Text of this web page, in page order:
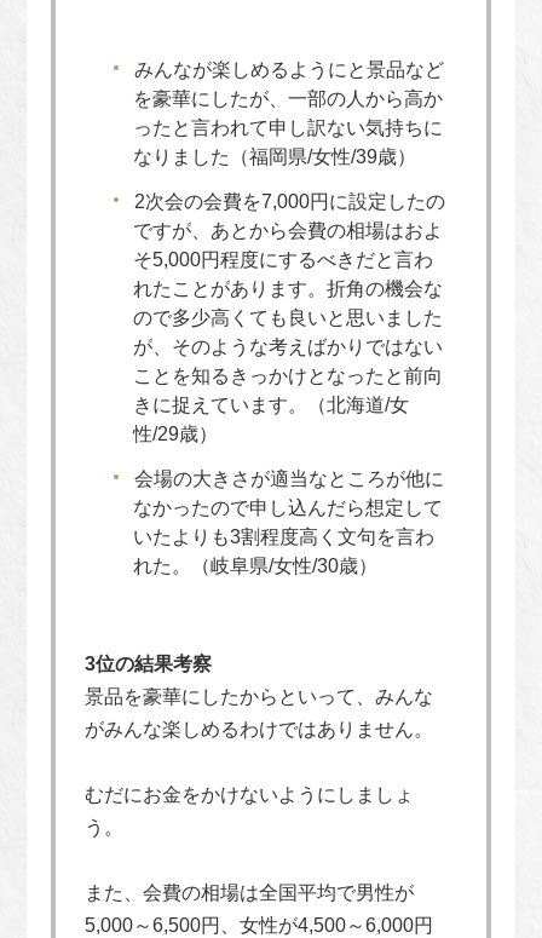
みんなが楽しめるようにと景品など
を豪華にしたが、一部の人から高か
ったと言われて申し訳ない気持ちに
なりました（福岡県/女性/39歳）
2次会の会費を7,000円に設定したの
ですが、あとから会費の相場はおよ
そ5,000円程度にするべきだと言わ
れたことがあります。折角の機会な
ので多少高くても良いと思いました
が、そのような考えばかりではない
ことを知るきっかけとなったと前向
きに捉えています。（北海道/女
性/29歳）
会場の大きさが適当なところが他に
なかったので申し込んだら想定して
いたよりも3割程度高く文句を言わ
れた。（岐阜県/女性/30歳）
3位の結果考察
景品を豪華にしたからといって、みんな
がみんな楽しめるわけではありません。
むだにお金をかけないようにしましょ
う。
また、会費の相場は全国平均で男性が
5,000～6,500円、女性が4,500～6,000円